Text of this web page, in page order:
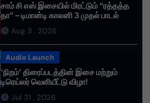
சாம் சி எஸ் இசையில் மிரட்டும் “ரத்தத்த
தா” – டிமான்டி காலனி 3 முதல் பாடல்
ரசிகர்களை கவர்ந்து வருகிறது!
Aug 3 , 2026
Audio Launch
‘நிறம்’ திரைப்படத்தின் இசை மற்றும்
டிரெய்லர் வெளியீட்டு விழா!
Jul 31 , 2026